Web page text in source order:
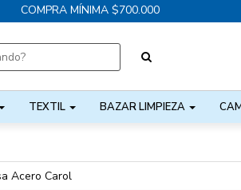
COMPRA MÍNIMA $700.000
TEXTIL BAZAR LIMPIEZA
Acero Carol